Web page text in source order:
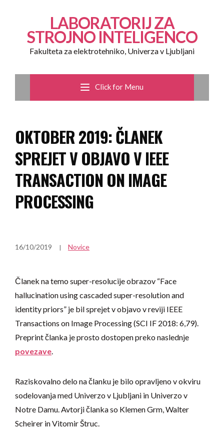
LABORATORIJ ZA
STROJNO INTELIGENCO
Fakulteta za elektrotehniko, Univerza v Ljubljani
Click for Menu
OKTOBER 2019: ČLANEK
SPREJET V OBJAVO V IEEE
TRANSACTION ON IMAGE
PROCESSING
16/10/2019 Novice
Članek na temo super-resolucije obrazov “Face
hallucination using cascaded super-resolution and
identity priors” je bil sprejet v objavo v reviji IEEE
Transactions on Image Processing (SCI IF 2018: 6,79).
Preprint članka je prosto dostopen preko naslednje
povezave.
Raziskovalno delo na članku je bilo opravljeno v okviru
sodelovanja med Univerzo v Ljubljani in Univerzo v
Notre Damu. Avtorji članka so Klemen Grm, Walter
Scheirer in Vitomir Štruc.